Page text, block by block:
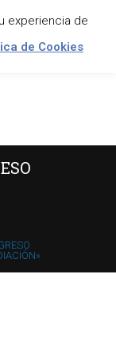
experiencia de
de Cookies